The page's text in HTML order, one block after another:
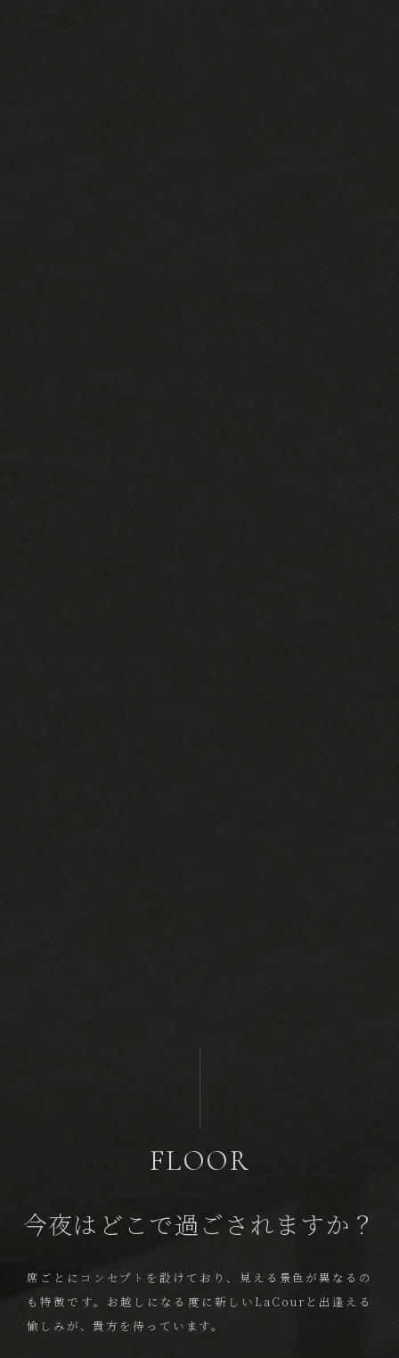
FLOOR
今夜はどこで過ごされますか？
席ごとにコンセプトを設けており、見える景色が異なるの
も特徴です。 お越しになる度に新しいLaCourと出逢える
愉しみが、貴方を待っています。